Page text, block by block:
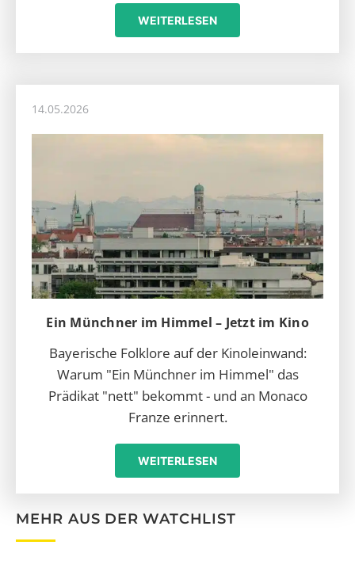
WEITERLESEN
14.05.2026
Ein Münchner im Himmel – Jetzt im Kino
Bayerische Folklore auf der Kinoleinwand:
Warum "Ein Münchner im Himmel" das
Prädikat "nett" bekommt - und an Monaco
Franze erinnert.
WEITERLESEN
MEHR AUS DER WATCHLIST